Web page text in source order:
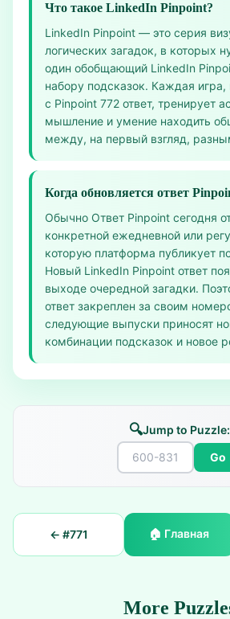
Что такое LinkedIn Pinpoint?
LinkedIn Pinpoint — это серия
логических загадок, в которых
один обобщающий LinkedIn
набору подсказок. Каждая игра,
с Pinpoint 772 ответ, тренирует
мышление и умение находить
между, на первый взгляд,
Когда обновляется ответ
Обычно Ответ Pinpoint сегодня
конкретной ежедневной или
которую платформа публикует
Новый LinkedIn Pinpoint ответ
выходе очередной загадки.
ответ закреплен за своим
следующие выпуски приносят
комбинации подсказок и новое
🔍Jump to Puzzle:
Go
← #771 🏠 Главная
More